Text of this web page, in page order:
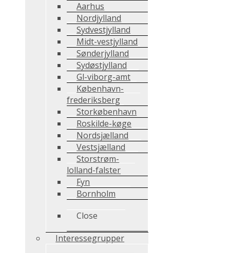
Aarhus
Nordjylland
Sydvestjylland
Midt-vestjylland
Sønderjylland
Sydøstjylland
Gl-viborg-amt
København-
frederiksberg
Storkøbenhavn
Roskilde-køge
Nordsjælland
Vestsjælland
Storstrøm-
lolland-falster
Fyn
Bornholm
Close
Interessegrupper